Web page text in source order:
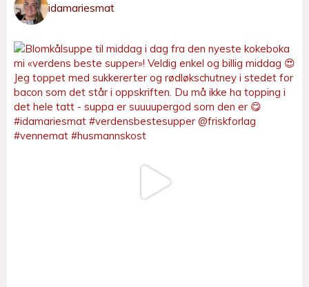
idamariesmat